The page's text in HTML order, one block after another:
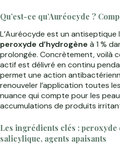
Qu’est-ce qu’Auréocyde ?
L’Auréocyde est un antiseptique
peroxyde d’hydrogène à 1 %
prolongée. Concrètement, voilà
actif est délivré en continu
permet une action
renouveler l’application toutes
nuance qui compte pour les
accumulations de produits
Les ingrédients clés : peroxyde
salicylique, agents apaisants